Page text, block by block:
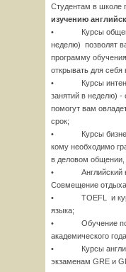
Студентам в школе
изучению
• Курсы общего
неделю) позволят
программу
открывать для себя
• Курсы
занятий в неделю)
помогут вам
срок;
• Курсы бизнес
кому необходимо
в деловом общении,
• Английский на
Совмещение отдыха
• TOEFL и курсы
языка;
• Обучение по
академического
• Курсы
экзаменам GRE и